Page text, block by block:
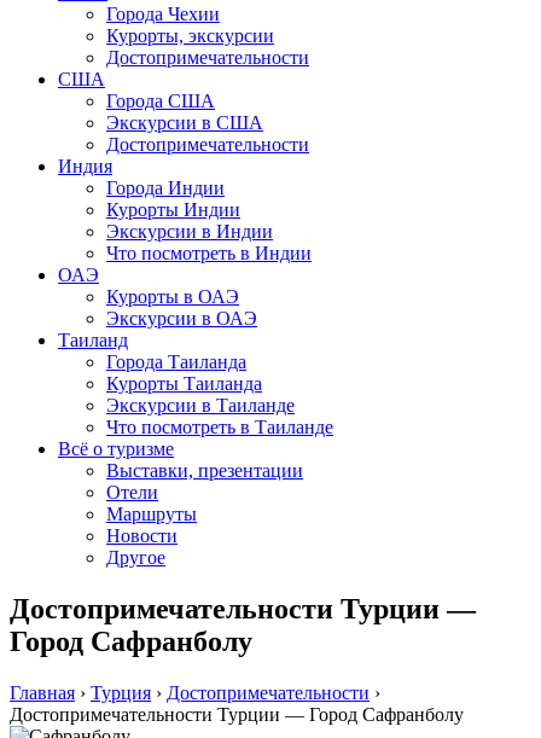
Города Чехии
Курорты, экскурсии
Достопримечательности
США
Города США
Экскурсии в США
Достопримечательности
Индия
Города Индии
Курорты Индии
Экскурсии в Индии
Что посмотреть в Индии
ОАЭ
Курорты в ОАЭ
Экскурсии в ОАЭ
Таиланд
Города Таиланда
Курорты Таиланда
Экскурсии в Таиланде
Что посмотреть в Таиланде
Всё о туризме
Выставки, презентации
Отели
Маршруты
Новости
Другое
Достопримечательности Турции —
Город Сафранболу
Главная › Турция › Достопримечательности ›
Достопримечательности Турции — Город Сафранболу